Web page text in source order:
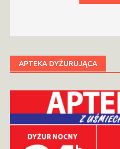
APTEKA DYŻURUJĄCA